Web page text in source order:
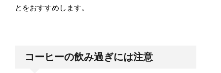
とをおすすめします。
コーヒーの飲み過ぎには注意